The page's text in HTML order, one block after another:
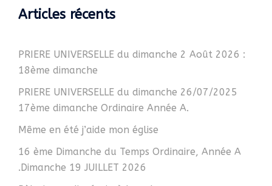
Articles récents
PRIERE UNIVERSELLE du dimanche 2 Août 2026 :
18ème dimanche
PRIERE UNIVERSELLE du dimanche 26/07/2025
17ème dimanche Ordinaire Année A.
Même en été j’aide mon église
16 ème Dimanche du Temps Ordinaire, Année A
.Dimanche 19 JUILLET 2026